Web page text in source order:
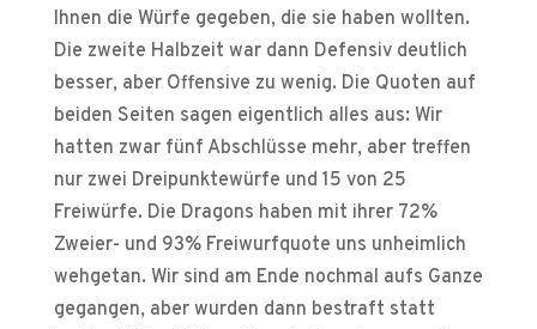
Ihnen die Würfe gegeben, die sie haben wollten.
Die zweite Halbzeit war dann Defensiv deutlich
besser, aber Offensive zu wenig. Die Quoten auf
beiden Seiten sagen eigentlich alles aus: Wir
hatten zwar fünf Abschlüsse mehr, aber treffen
nur zwei Dreipunktewürfe und 15 von 25
Freiwürfe. Die Dragons haben mit ihrer 72%
Zweier- und 93% Freiwurfquote uns unheimlich
wehgetan. Wir sind am Ende nochmal aufs Ganze
gegangen, aber wurden dann bestraft statt